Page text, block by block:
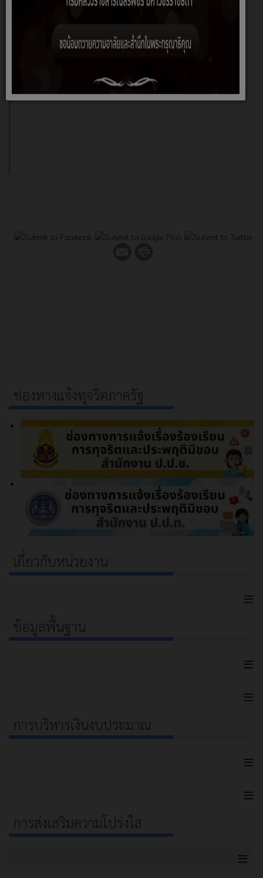
ช่องทางแจ้งทุจริตภาครัฐ
เกี่ยวกับหน่วยงาน
≡
ข้อมูลพื้นฐาน
≡
≡
การบริหารเงินงบประมาณ
≡
≡
การส่งเสริมความโปร่งใส
≡